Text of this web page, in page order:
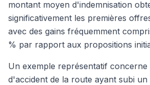
montant moyen d'indemnisation
significativement les premières
avec des gains fréquemment
% par rapport aux propositions
Un exemple représentatif concerne
d'accident de la route ayant subi un